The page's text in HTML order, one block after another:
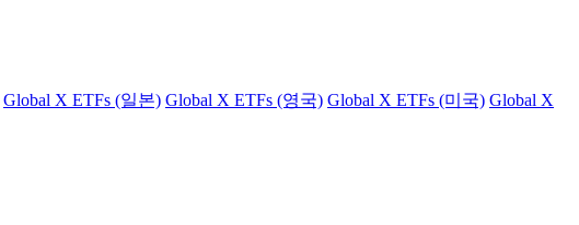
Global X ETFs (일본) Global X ETFs (영국) Global X ETFs (미국) Global X